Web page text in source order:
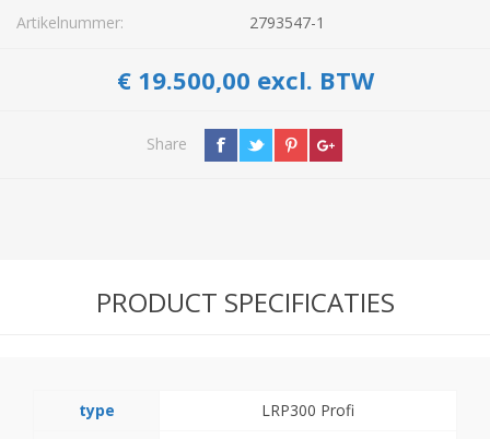
Artikelnummer: 2793547-1
€ 19.500,00 excl. BTW
Share
PRODUCT SPECIFICATIES
type
LRP300 Profi